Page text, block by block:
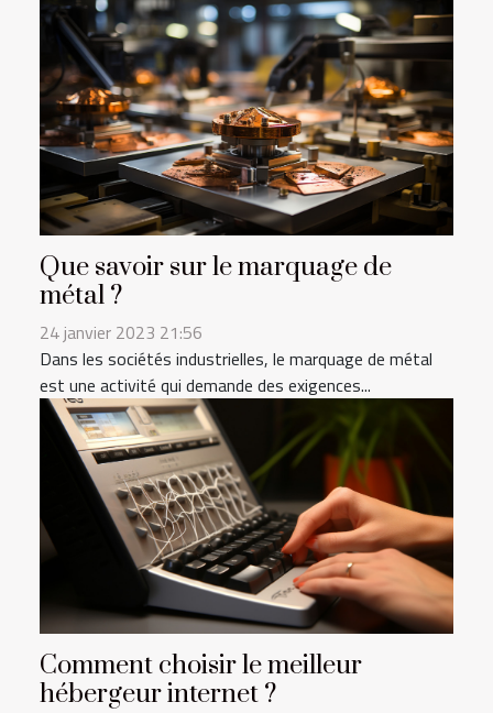
Que savoir sur le marquage de
métal ?
24 janvier 2023 21:56
Dans les sociétés industrielles, le marquage de métal
est une activité qui demande des exigences...
Comment choisir le meilleur
hébergeur internet ?